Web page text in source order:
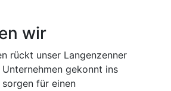
wir
rückt unser Langenzenner
gekonnt ins
für einen